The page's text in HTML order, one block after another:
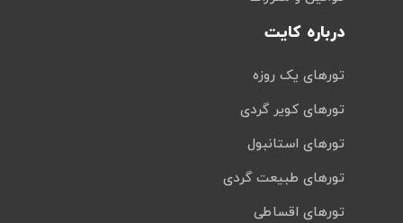
درباره کایت
تورهای یک روزه
تورهای کویر گردی
تورهای استانبول
تورهای طبیعت گردی
تورهای اقساطی